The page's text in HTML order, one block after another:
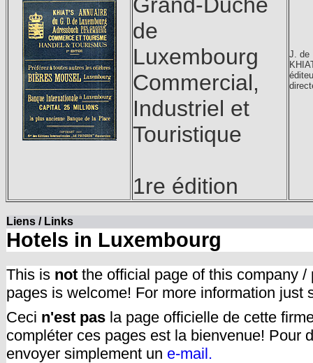
de
Luxembourg
Commercial,
Industriel et
Touristique
1re édition
J. de
Liens / Links
Hotels in Luxembourg
This is not the official page of this company
pages is welcome! For more information just
Ceci n'est pas la page officielle de cette
compléter ces pages est la bienvenue! Pour
envoyer simplement un e-mail.